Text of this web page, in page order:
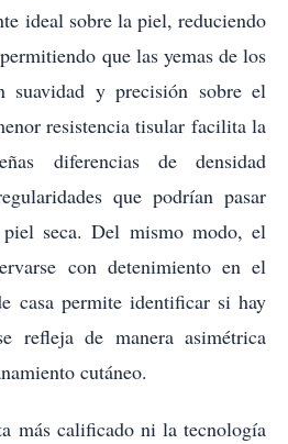
ideal sobre la piel, reduciendo
que las yemas de los
suavidad y precisión sobre el
resistencia tisular facilita la
diferencias de densidad
que podrían pasar
piel seca. Del mismo modo, el
con detenimiento en el
casa permite identificar si hay
refleja de manera asimétrica
cutáneo.
más calificado ni la tecnología